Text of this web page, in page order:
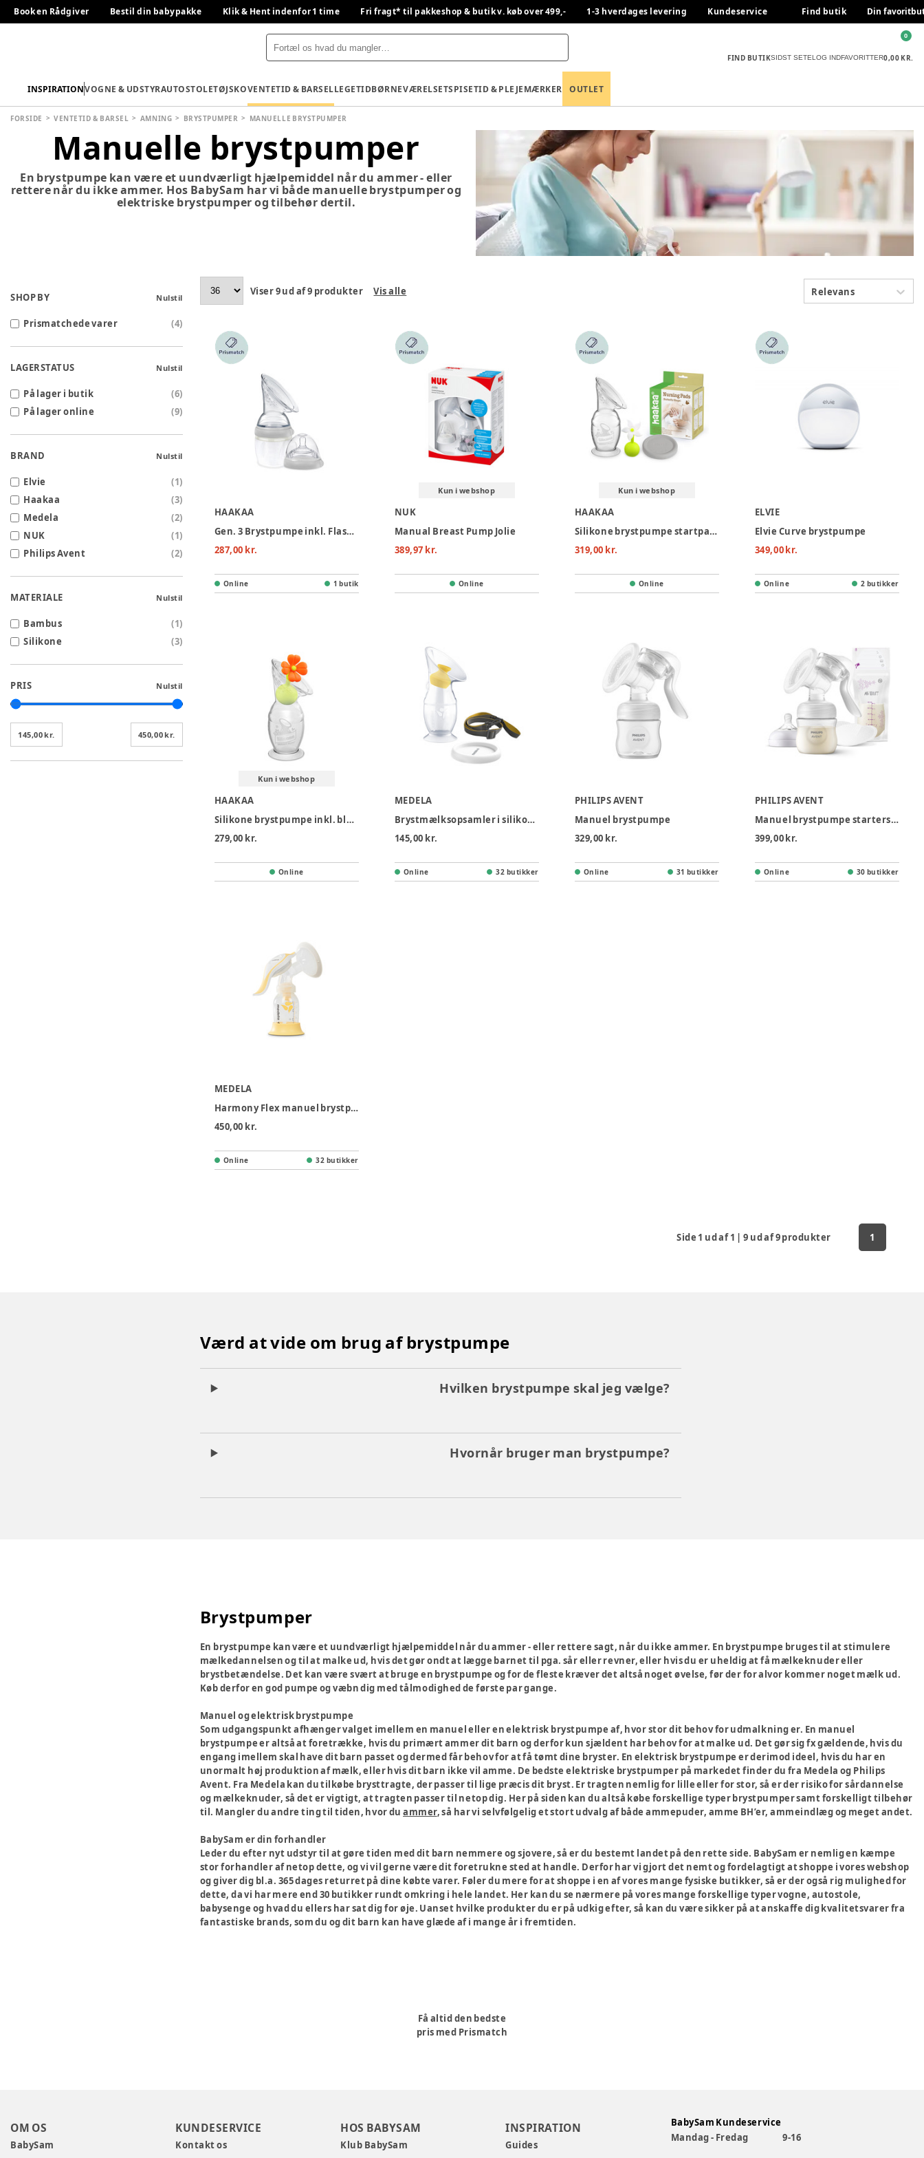
Book en Rådgiver Bestil din babypakke Klik & Hent indenfor 1 time Fri fragt* til pakkeshop & butik v. køb over 499,- 1-3 hverdages levering Kundeservice Find butik Din
FIND BUTIKSIDST SETELOG INDFAVORITTER0,00 KR.
0
INSPIRATIONVOGNE & UDSTYRAUTOSTOLETØJSKOVENTETID & BARSELLEGETIDBØRNEVÆRELSETSPISETID & PLEJEMÆRKER OUTLET
FORSIDE VENTETID & BARSEL AMNING BRYSTPUMPER MANUELLE BRYSTPUMPER
Manuelle brystpumper
En brystpumpe kan være et uundværligt hjælpemiddel når du ammer - eller
rettere når du ikke ammer. Hos BabySam har vi både manuelle brystpumper og
elektriske brystpumper og tilbehør dertil.
SHOP BY Nulstil
Prismatchede varer (4)
LAGERSTATUS Nulstil
På lager i butik (6)
På lager online
(9)
BRAND Nulstil
Elvie (1)
Haakaa
(3)
Medela
(2)
NUK
(1)
Philips Avent
(2)
MATERIALE Nulstil
Bambus (1)
Silikone
(3)
PRIS Nulstil
145,00 kr. 450,00 kr.
Viser9ud af9 produkter Vis alle Relevans
HAAKAA
Gen. 3 Brystpumpe inkl. Flasketud
287,00 kr.
Online 1 butik
Kun i webshop
NUK
Manual Breast Pump Jolie
389,97 kr.
Online
Kun i webshop
HAAKAA
Silikone brystpumpe startpakke 150 ml
319,00 kr.
Online
ELVIE
Elvie Curve brystpumpe
349,00 kr.
Online 2 butikker
Kun i webshop
HAAKAA
Silikone brystpumpe inkl. blomsterstopper 100 ml
279,00 kr.
Online
MEDELA
Brystmælksopsamler i silikone
145,00 kr.
Online 32 butikker
PHILIPS AVENT
Manuel brystpumpe
329,00 kr.
Online 31 butikker
PHILIPS AVENT
Manuel brystpumpe startersæt
399,00 kr.
Online 30 butikker
MEDELA
Harmony Flex manuel brystpumpe
450,00 kr.
Online 32 butikker
Side 1 ud af1 |9 ud af9produkter 1
Værd at vide om brug af brystpumpe
Hvilken brystpumpe skal jeg vælge?
Hvornår bruger man brystpumpe?
Brystpumper
En brystpumpe kan være et uundværligt hjælpemiddel når du ammer - eller rettere sagt, når du ikke ammer. En brystpumpe bruges til at stimulere
mælkedannelsen og til at malke ud, hvis det gør ondt at lægge barnet til pga. sår eller revner, eller hvis du er uheldig at få mælkeknuder eller
brystbetændelse. Det kan være svært at bruge en brystpumpe og for de fleste kræver det altså noget øvelse, før der for alvor kommer noget mælk ud.
Køb derfor en god pumpe og væbn dig med tålmodighed de første par gange.
Manuel og elektrisk brystpumpe
Som udgangspunkt afhænger valget imellem en manuel eller en elektrisk brystpumpe af, hvor stor dit behov for udmalkning er. En manuel
brystpumpe er altså at foretrække, hvis du primært ammer dit barn og derfor kun sjældent har behov for at malke ud. Det gør sig fx gældende, hvis du
engang imellem skal have dit barn passet og dermed får behov for at få tømt dine bryster. En elektrisk brystpumpe er derimod ideel, hvis du har en
unormalt høj produktion af mælk, eller hvis dit barn ikke vil amme. De bedste elektriske brystpumper på markedet finder du fra Medela og Philips
Avent. Fra Medela kan du tilkøbe brysttragte, der passer til lige præcis dit bryst. Er tragten nemlig for lille eller for stor, så er der risiko for sårdannelse
og mælkeknuder, så det er vigtigt, at tragten passer til netop dig. Her på siden kan du altså købe forskellige typer brystpumper samt forskelligt tilbehør
til. Mangler du andre ting til tiden, hvor duammer, så har vi selvfølgelig et stort udvalg af både ammepuder, amme BH’er, ammeindlæg og meget andet.
BabySam er din forhandler
Leder du efter nyt udstyr til at gøre tiden med dit barn nemmere og sjovere, så er du bestemt landet på den rette side. BabySam er nemlig en kæmpe
stor forhandler af netop dette, og vi vil gerne være dit foretrukne sted at handle. Derfor har vi gjort det nemt og fordelagtigt at shoppe i vores webshop
og giver dig bl.a. 365 dages returret på dine købte varer. Føler du mere for at shoppe i en af vores mange fysiske butikker, så er der også rig mulighed for
dette, da vi har mere end 30 butikker rundt omkring i hele landet. Her kan du se nærmere på vores mange forskellige typer vogne, autostole,
babysenge og hvad du ellers har sat dig for øje. Uanset hvilke produkter du er på udkig efter, så kan du være sikker på at anskaffe dig kvalitetsvarer fra
fantastiske brands, som du og dit barn kan have glæde af i mange år i fremtiden.
Få altid den bedste
pris med Prismatch
OM OS
BabySam
KUNDESERVICE
Kontakt os
HOS BABYSAM
Klub BabySam
INSPIRATION
Guides
BabySam Kundeservice
Mandag - Fredag
9-16